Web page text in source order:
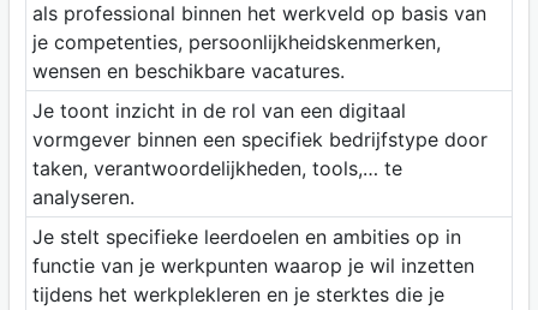
als professional binnen het werkveld op basis van
je competenties, persoonlijkheidskenmerken,
wensen en beschikbare vacatures.
Je toont inzicht in de rol van een digitaal
vormgever binnen een specifiek bedrijfstype door
taken, verantwoordelijkheden, tools,… te
analyseren.
Je stelt specifieke leerdoelen en ambities op in
functie van je werkpunten waarop je wil inzetten
tijdens het werkplekleren en je sterktes die je